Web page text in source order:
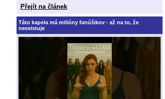
Přejít na článek
Táto kapela má milióny fanúšikov - až na to, že
neexistuje